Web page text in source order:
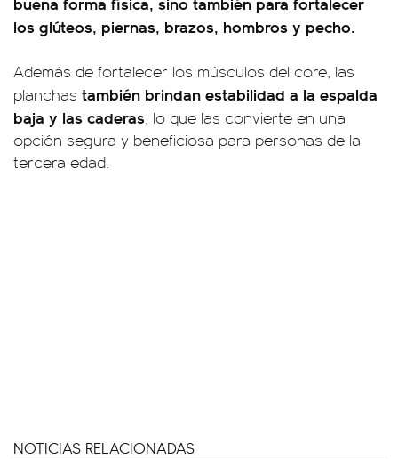
los glúteos, piernas, brazos, hombros y pecho.
Además de fortalecer los músculos del core, las
planchas también brindan estabilidad a la espalda
baja y las caderas, lo que las convierte en una
opción segura y beneficiosa para personas de la
tercera edad.
NOTICIAS RELACIONADAS